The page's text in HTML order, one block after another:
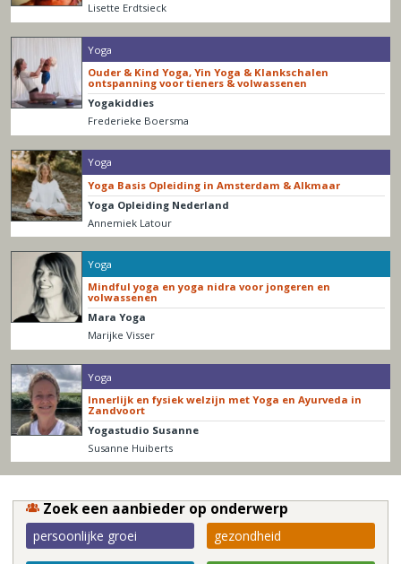
Lisette Erdtsieck
Yoga
Ouder & Kind Yoga, Yin Yoga & Klankschalen
ontspanning voor tieners & volwassenen
Yogakiddies
Frederieke Boersma
Yoga
Yoga Basis Opleiding in Amsterdam & Alkmaar
Yoga Opleiding Nederland
Annemiek Latour
Yoga
Mindful yoga en yoga nidra voor jongeren en
volwassenen
Mara Yoga
Marijke Visser
Yoga
Innerlijk en fysiek welzijn met Yoga en Ayurveda in
Zandvoort
Yogastudio Susanne
Susanne Huiberts
Zoek een aanbieder op onderwerp
persoonlijke groei gezondheid